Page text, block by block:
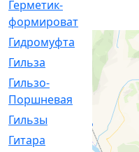
Герметик-
формирователь
Гидромуфта
Гильза
Гильзо-
Поршневая
Гильзы
Гитара